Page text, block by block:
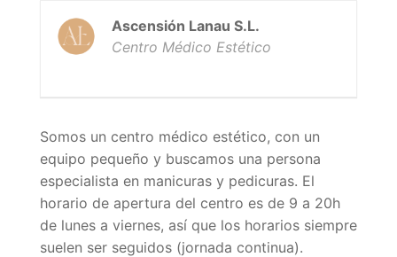
Ascensión Lanau S.L.
Centro Médico Estético
Somos un centro médico estético, con un
equipo pequeño y buscamos una persona
especialista en manicuras y pedicuras. El
horario de apertura del centro es de 9 a 20h
de lunes a viernes, así que los horarios siempre
suelen ser seguidos (jornada continua).